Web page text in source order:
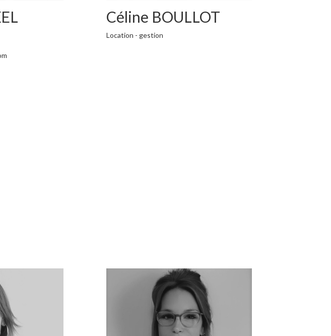
Céline BOULLOT
Location - gestion